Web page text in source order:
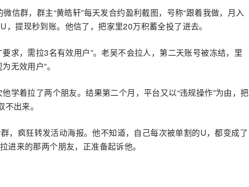
信群，群主“黄皓轩”每天发合约盈利截图，号称“跟着我做，月入
提现秒到账。他信了，把家里20万积蓄全投了进去。
求，需拉3名有效用户”。老吴不会拉人，第二天账号被冻结，里
无效用户”。
学着拉了两个朋友。结果第二个月，平台又以“违规操作”为由，把
出来。
，疯狂转发活动海报。他不知道，自己每次被单割的U，都变成了
来的那两个朋友，正准备起诉他。